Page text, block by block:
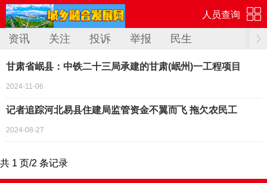
人员查询
资讯 关注 投诉 举报 民生
甘肃省岷县：中铁二十三局承建的甘肃(岷州)一工程项目
2024-11-06
记者追踪河北易县住建局监管资金不翼而飞 拖欠农民工
2024-08-27
共 1 页/2 条记录